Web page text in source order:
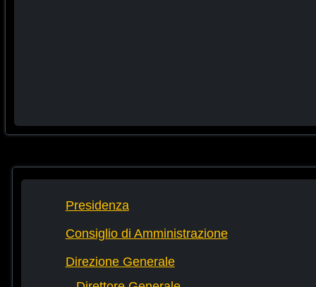
Presidenza
Consiglio di Amministrazione
Direzione Generale